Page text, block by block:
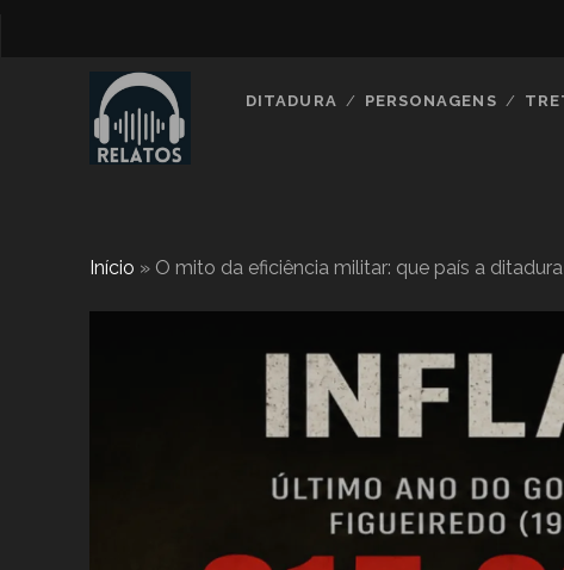
DITADURA PERSONAGENS
Início » O mito da eficiência militar: que país a